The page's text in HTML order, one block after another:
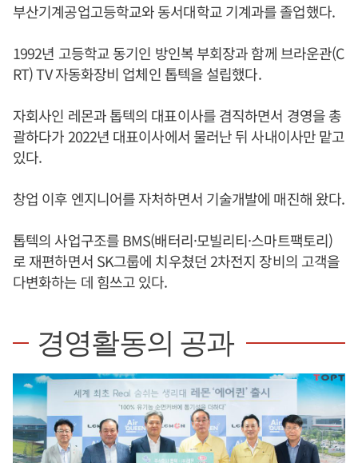
부산기계공업고등학교와 동서대학교 기계과를 졸업했다.
1992년 고등학교 동기인 방인복 부회장과 함께 브라운관(C
RT) TV 자동화장비 업체인 톱텍을 설립했다.
자회사인 레몬과 톱텍의 대표이사를 겸직하면서 경영을 총
괄하다가 2022년 대표이사에서 물러난 뒤 사내이사만 맡고
있다.
창업 이후 엔지니어를 자처하면서 기술개발에 매진해 왔다.
톱텍의 사업구조를 BMS(배터리·모빌리티·스마트팩토리)
로 재편하면서 SK그룹에 치우쳤던 2차전지 장비의 고객을
다변화하는 데 힘쓰고 있다.
경영활동의 공과